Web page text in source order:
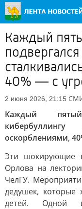
Каждый
40% — с
2 июня 2026, 21:15
Каждый
оскорблениями,
Эти шокирующие
Орлова на
ЧелГУ.
дедушек, которые
детей. Одной